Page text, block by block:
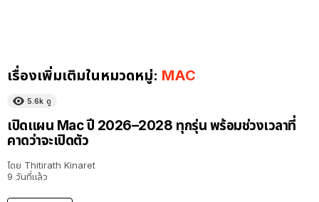
เรื่องเพิ่มเติมในหมวดหมู่: MAC
5.6k ดู
เปิดแผน Mac ปี 2026–2028 ทุกรุ่น พร้อมช่วงเวลาที่
คาดว่าจะเปิดตัว
โดย Thitirath Kinaret
9 วันที่แล้ว